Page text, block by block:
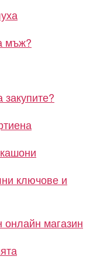
мъж?
ключове и
онлайн магазин